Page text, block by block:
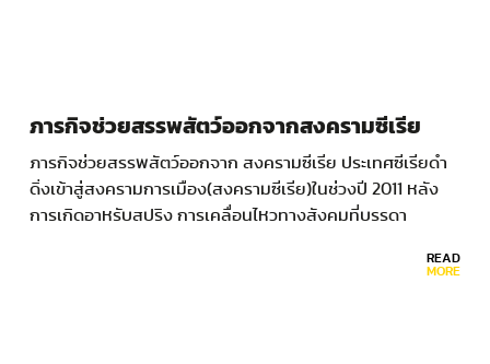
ภารกิจช่วยสรรพสัตว์ออกจากสงครามซีเรีย
ภารกิจช่วยสรรพสัตว์ออกจาก สงครามซีเรีย ประเทศซีเรียดำ
ดิ่งเข้าสู่สงครามการเมือง(สงครามซีเรีย)ในช่วงปี 2011 หลัง
การเกิดอาหรับสปริง การเคลื่อนไหวทางสังคมที่บรรดา
รัฐบาลอำนาจเผด็จการ ในหลายประเทศพลังประชาชนประสบ
READ
MORE